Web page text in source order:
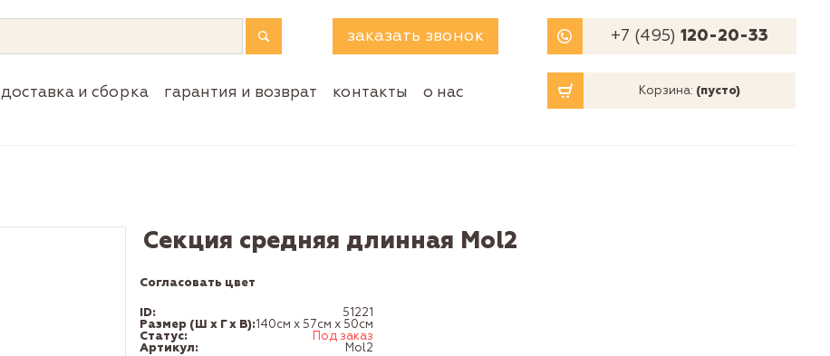
заказать звонок +7 (495)120-20-33
доставка и сборка гарантия и возврат контакты о нас Корзина: (пусто)
Секция средняя длинная Mol2
Согласовать цвет
ID:
51221
Размер (Ш x Г x В):140см x 57см x 50см
Статус:
Под заказ
Артикул:
Mol2